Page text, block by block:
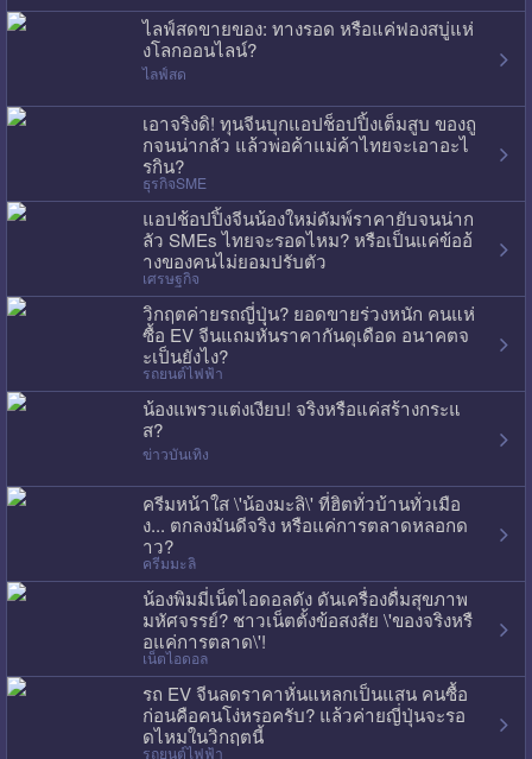
ไลฟ์สดขายของ: ทางรอด หรือแค่ฟองสบู่แห่
งโลกออนไลน์?
ไลฟ์สด
เอาจริงดิ! ทุนจีนบุกแอปช็อปปิ้งเต็มสูบ ของถู
กจนน่ากลัว แล้วพ่อค้าแม่ค้าไทยจะเอาอะไ
รกิน?
ธุรกิจSME
แอปช้อปปิ้งจีนน้องใหม่ดัมพ์ราคายับจนน่าก
ลัว SMEs ไทยจะรอดไหม? หรือเป็นแค่ข้ออ้
างของคนไม่ยอมปรับตัว
เศรษฐกิจ
วิกฤตค่ายรถญี่ปุ่น? ยอดขายร่วงหนัก คนแห่
ซื้อ EV จีนแถมหั่นราคากันดุเดือด อนาคตจ
ะเป็นยังไง?
รถยนต์ไฟฟ้า
น้องแพรวแต่งเงียบ! จริงหรือแค่สร้างกระแ
ส?
ข่าวบันเทิง
ครีมหน้าใส \'น้องมะลิ\' ที่ฮิตทั่วบ้านทั่วเมือ
ง... ตกลงมันดีจริง หรือแค่การตลาดหลอกด
าว?
ครีมมะลิ
น้องพิมมี่เน็ตไอดอลดัง ดันเครื่องดื่มสุขภาพ
มหัศจรรย์? ชาวเน็ตตั้งข้อสงสัย \'ของจริงหรื
อแค่การตลาด\'!
เน็ตไอดอล
รถ EV จีนลดราคาหั่นแหลกเป็นแสน คนซื้อ
ก่อนคือคนโง่หรอครับ? แล้วค่ายญี่ปุ่นจะรอ
ดไหมในวิกฤตนี้
รถยนต์ไฟฟ้า